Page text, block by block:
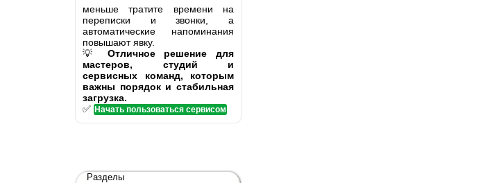
меньше тратите времени на
переписки и звонки, а
автоматические напоминания
повышают явку.
💡 Отличное решение для
мастеров, студий и
сервисных команд, которым
важны порядок и стабильная
загрузка.
✅ Начать пользоваться сервисом
Разделы